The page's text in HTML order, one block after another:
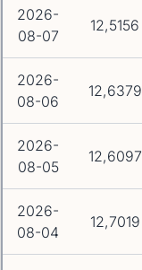
2026-
08-07
12,5156
2026-
08-06
12,6379
2026-
08-05
12,6097
2026-
08-04
12,7019